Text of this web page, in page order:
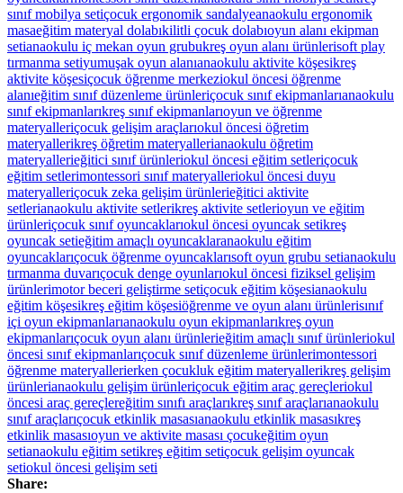
sınıf mobilya setiçocuk ergonomik sandalyeanaokulu ergonomik
masaeğitim materyal dolabıkilitli çocuk dolabıoyun alanı ekipman
setianaokulu iç mekan oyun grubukreş oyun alanı ürünlerisoft play
tırmanma setiyumuşak oyun alanıanaokulu aktivite köşesikreş
aktivite köşesiçocuk öğrenme merkeziokul öncesi öğrenme
alanıeğitim sınıf düzenleme ürünleriçocuk sınıf ekipmanlarıanaokulu
sınıf ekipmanlarıkreş sınıf ekipmanlarıoyun ve öğrenme
materyalleriçocuk gelişim araçlarıokul öncesi öğretim
materyallerikreş öğretim materyallerianaokulu öğretim
materyallerieğitici sınıf ürünleriokul öncesi eğitim setleriçocuk
eğitim setlerimontessori sınıf materyalleriokul öncesi duyu
materyalleriçocuk zeka gelişim ürünlerieğitici aktivite
setlerianaokulu aktivite setlerikreş aktivite setlerioyun ve eğitim
ürünleriçocuk sınıf oyuncaklarıokul öncesi oyuncak setikreş
oyuncak setieğitim amaçlı oyuncaklaranaokulu eğitim
oyuncaklarıçocuk öğrenme oyuncaklarısoft oyun grubu setianaokulu
tırmanma duvarıçocuk denge oyunlarıokul öncesi fiziksel gelişim
ürünlerimotor beceri geliştirme setiçocuk eğitim köşesianaokulu
eğitim köşesikreş eğitim köşesiöğrenme ve oyun alanı ürünlerisınıf
içi oyun ekipmanlarıanaokulu oyun ekipmanlarıkreş oyun
ekipmanlarıçocuk oyun alanı ürünlerieğitim amaçlı sınıf ürünleriokul
öncesi sınıf ekipmanlarıçocuk sınıf düzenleme ürünlerimontessori
öğrenme materyallerierken çocukluk eğitim materyallerikreş gelişim
ürünlerianaokulu gelişim ürünleriçocuk eğitim araç gereçleriokul
öncesi araç gereçlereğitim sınıfı araçlarıkreş sınıf araçlarıanaokulu
sınıf araçlarıçocuk etkinlik masasıanaokulu etkinlik masasıkreş
etkinlik masasıoyun ve aktivite masası çocukeğitim oyun
setianaokulu eğitim setikreş eğitim setiçocuk gelişim oyuncak
setiokul öncesi gelişim seti
Share: